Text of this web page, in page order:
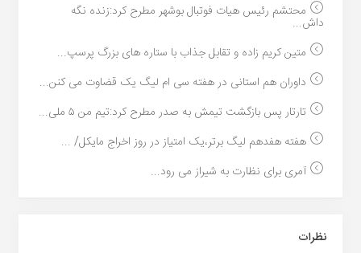
محتشم رئیس هیات فوتبال بوشهر مطرح کرد:زنده نگه
داش...
متین کریم زاده و تقابل جذاب با ستاره های بزرگ پرسپ...
داوران هم استانی در هفته سی ام لیگ یک قضاوت می کنن...
تارتار پس بازگشت تیمش به صدر مطرح کرد:تیم من ۵ ملی...
هفته هفدهم لیگ برتر،یک امتیاز در روز اخراج مایکل/ ...
آمری برای نظارت به شیراز می رود...
نظرات